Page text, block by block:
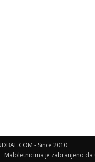
- Since 2010
Maloletnicima je zabranjeno da